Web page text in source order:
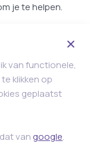
je te helpen.
van functionele,
klikken op
geplaatst
van google.